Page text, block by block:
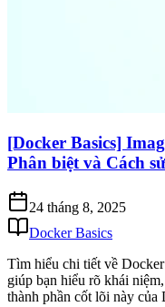
[Docker Basics]
Phân biệt và Cách
24 tháng 8, 2025
Docker Basics
Tìm hiểu chi tiết về
giúp bạn hiểu rõ khái
thành phần cốt lõi này của